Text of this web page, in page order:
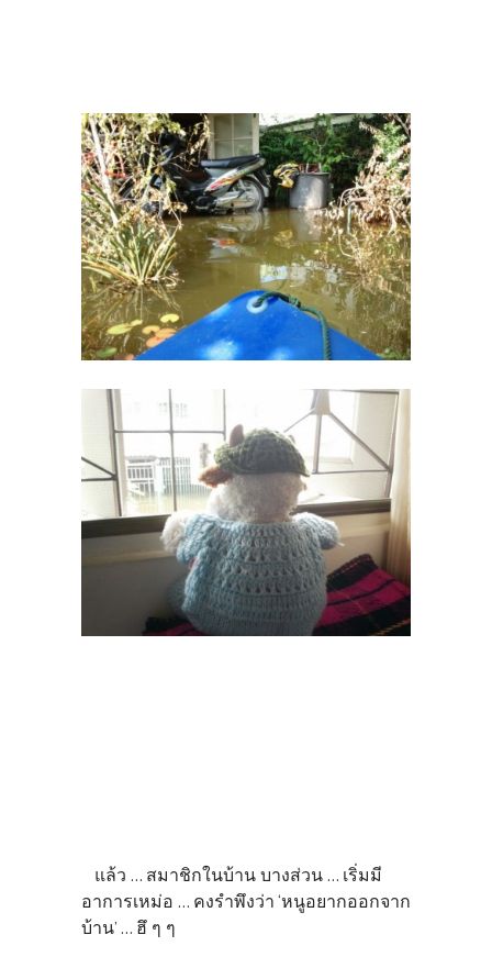
แล้ว ... สมาชิกในบ้าน บางส่วน ... เริ่มมี
อาการเหม่อ ... คงรำพึงว่า ‘หนูอยากออกจาก
บ้าน’ ... ฮึ ๆ ๆ